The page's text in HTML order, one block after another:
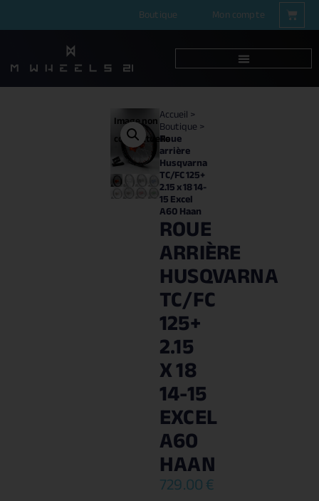
Boutique Mon compte
Image non
contractuelle
Accueil>
Boutique>
Roue
arrière
Husqvarna
TC/FC 125+
2.15 x 18 14-
15 Excel
A60 Haan
ROUE
ARRIÈRE
HUSQVARNA
TC/FC
125+
2.15
X 18
14-15
EXCEL
A60
HAAN
729.00€